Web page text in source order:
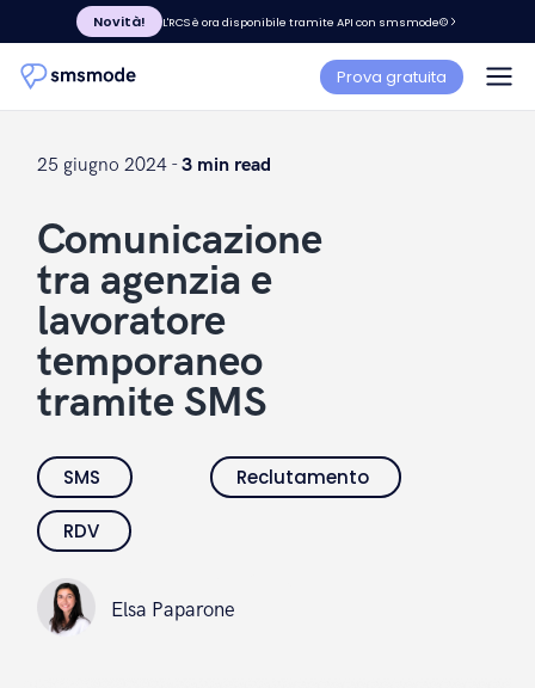
Novità! L'RCS è ora disponibile tramite API con smsmode©
Prova gratuita
25 giugno 2024 -3 min read
Comunicazione
tra agenzia e
lavoratore
temporaneo
tramite SMS
SMS Reclutamento
RDV
Elsa Paparone